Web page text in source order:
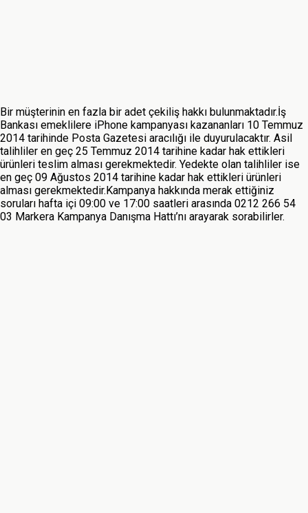
Bir müşterinin en fazla bir adet çekiliş hakkı bulunmaktadır.İş
Bankası emeklilere iPhone kampanyası kazananları 10 Temmuz
2014 tarihinde Posta Gazetesi aracılığı ile duyurulacaktır. Asil
talihliler en geç 25 Temmuz 2014 tarihine kadar hak ettikleri
ürünleri teslim alması gerekmektedir. Yedekte olan talihliler ise
en geç 09 Ağustos 2014 tarihine kadar hak ettikleri ürünleri
alması gerekmektedir.Kampanya hakkında merak ettiğiniz
soruları hafta içi 09:00 ve 17:00 saatleri arasında 0212 266 54
03 Markera Kampanya Danışma Hattı’nı arayarak sorabilirler.